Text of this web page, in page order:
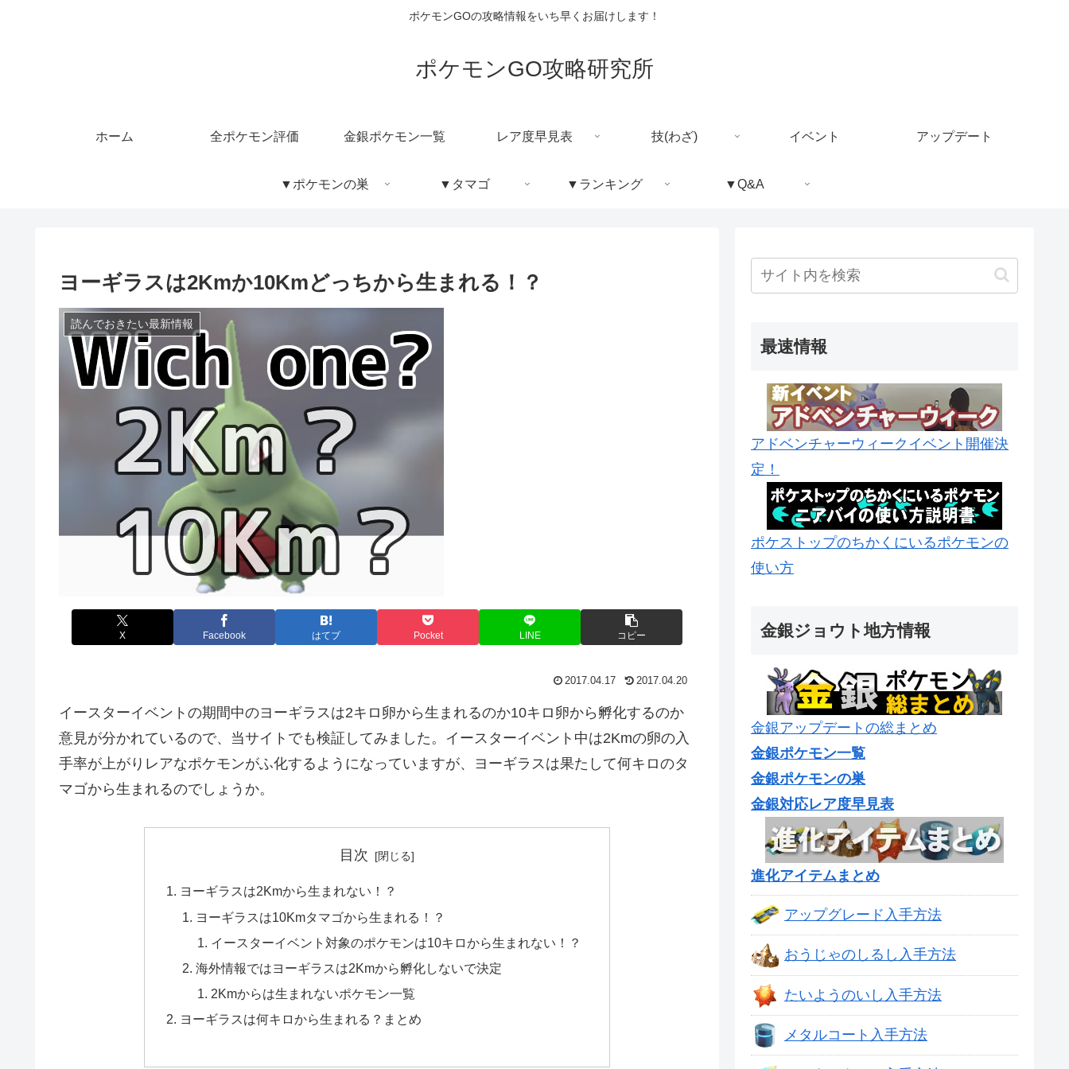
ポケモンGOの攻略情報をいち早くお届けします！
ポケモンGO攻略研究所
ホーム 全ポケモン評価 金銀ポケモン一覧 レア度早見表 技(わざ) イベント アップデート
▼ポケモンの巣 ▼タマゴ ▼ランキング ▼Q&A
ヨーギラスは2Kmか10Kmどっちから生まれる！？
読んでおきたい最新情報
X Facebook はてブ Pocket LINE コピー
2017.04.17 2017.04.20
イースターイベントの期間中のヨーギラスは2キロ卵から生まれるのか10キロ卵から孵化するのか
意見が分かれているので、当サイトでも検証してみました。イースターイベント中は2Kmの卵の入
手率が上がりレアなポケモンがふ化するようになっていますが、ヨーギラスは果たして何キロのタ
マゴから生まれるのでしょうか。
目次
ヨーギラスは2Kmから生まれない！？
ヨーギラスは10Kmタマゴから生まれる！？
イースターイベント対象のポケモンは10キロから生まれない！？
海外情報ではヨーギラスは2Kmから孵化しないで決定
2Kmからは生まれないポケモン一覧
ヨーギラスは何キロから生まれる？まとめ
最速情報
アドベンチャーウィークイベント開催決
定！
ポケストップのちかくにいるポケモンの
使い方
金銀ジョウト地方情報
金銀アップデートの総まとめ
金銀ポケモン一覧
金銀ポケモンの巣
金銀対応レア度早見表
進化アイテムまとめ
アップグレード入手方法
おうじゃのしるし入手方法
たいようのいし入手方法
メタルコート入手方法